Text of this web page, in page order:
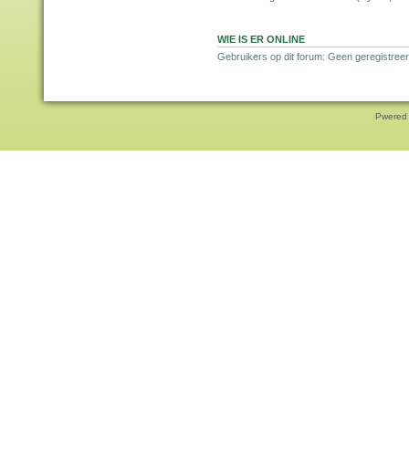
WIE IS ER ONLINE
Gebruikers op dit forum: Geen